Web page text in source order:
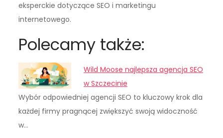
eksperckie dotyczące SEO i marketingu
internetowego.
Polecamy także:
Wild Moose najlepsza agencja SEO
w Szczecinie
Wybór odpowiedniej agencji SEO to kluczowy krok dla
każdej firmy pragnącej zwiększyć swoją widoczność
w…